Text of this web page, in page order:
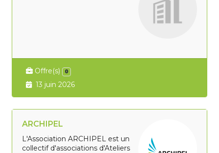
Offre(s) 0
13 juin 2026
ARCHIPEL
L'Association ARCHIPEL est un
collectif d'associations d'Ateliers